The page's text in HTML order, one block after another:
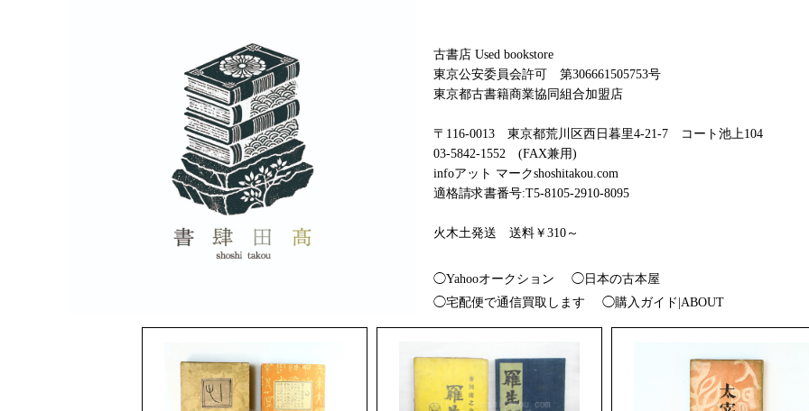
古書店 Used bookstore
東京公安委員会許可 第306661505753号
東京都古書籍商業協同組合加盟店
〒116-0013 東京都荒川区西日暮里4-21-7 コート池上104
03-5842-1552 (FAX兼用)
infoアット マークshoshitakou.com
適格請求書番号:T5-8105-2910-8095
火木土発送 送料￥310～
◯Yahooオークション
◯日本の古本屋
◯宅配便で通信買取します
◯購入ガイド|ABOUT